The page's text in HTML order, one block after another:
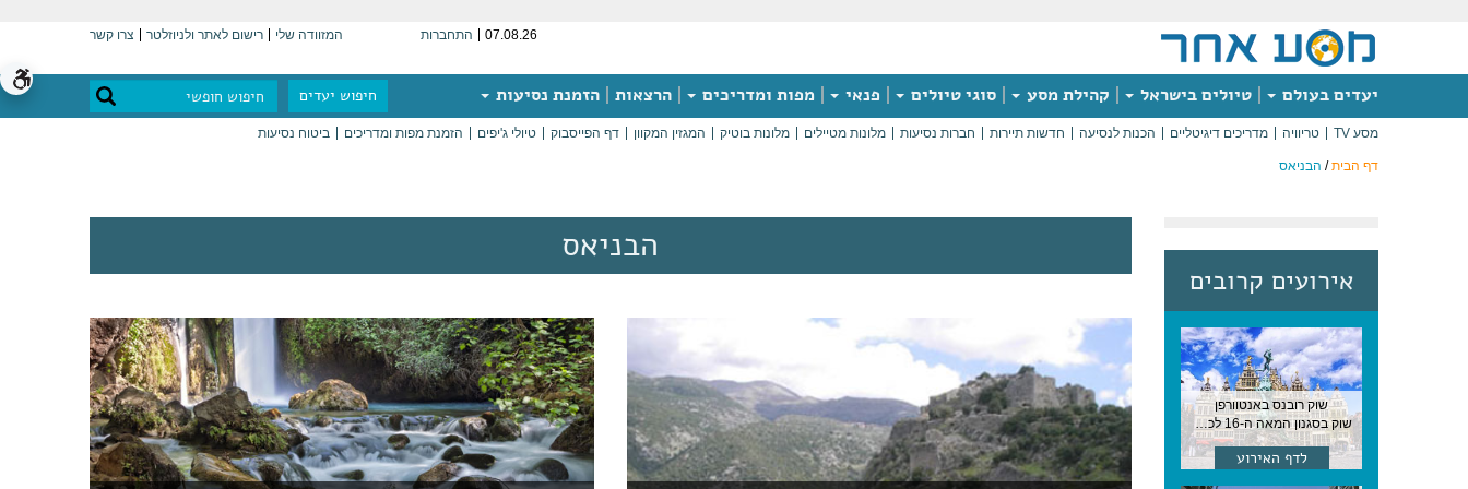
07.08.26 התחברות המזוודה שלי רישום לאתר ולניוזלטר צרו קשר
יעדים בעולם טיולים בישראל קהילת מסע סוגי טיולים פנאי מפות ומדריכים הרצאות הזמנת נסיעות חיפוש יעדים
מסע TV טריוויה מדריכים דיגיטליים הכנות לנסיעה חדשות תיירות חברות נסיעות מלונות מטיילים מלונות בוטיק המגזין המקוון דף הפייסבוק טיולי ג'יפים הזמנת מפות ומדריכים ביטוח נסיעות
דף הבית/ הבניאס
אירועים קרובים
שוק רובנס באנטוורפן
שוק בסגנון המאה ה-16 לכבודו של הצייר המפורסם, בן העיר, נערך ב-15 באוגוסט באנטוורפן
לדף האירוע
הבניאס